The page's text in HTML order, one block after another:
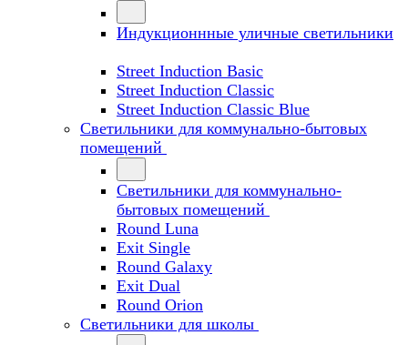
Индукционнные уличные светильники
Street Induction Basic
Street Induction Classic
Street Induction Classic Blue
Светильники для коммунально-бытовых
помещений
Светильники для коммунально-
бытовых помещений
Round Luna
Exit Single
Round Galaxy
Exit Dual
Round Orion
Светильники для школы